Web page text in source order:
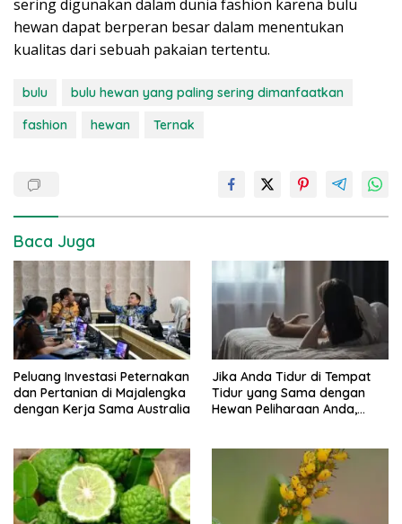
sering digunakan dalam dunia fashion karena bulu
hewan dapat berperan besar dalam menentukan
kualitas dari sebuah pakaian tertentu.
bulu
bulu hewan yang paling sering dimanfaatkan
fashion
hewan Ternak
Baca Juga
Peluang Investasi Peternakan
dan Pertanian di Majalengka
dengan Kerja Sama Australia
Jika Anda Tidur di Tempat
Tidur yang Sama dengan
Hewan Peliharaan Anda,